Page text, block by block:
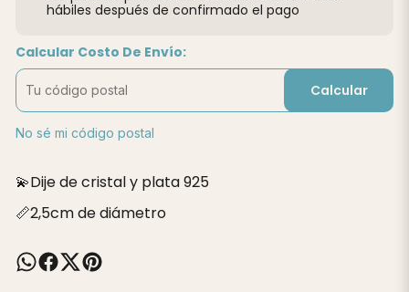
hábiles después de confirmado el pago
Calcular Costo De Envío:
Calcular
No sé mi código postal
💫Dije de cristal y plata 925
📏2,5cm de diámetro